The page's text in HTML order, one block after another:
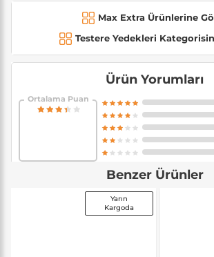
Max Extra Ürünlerine
Testere Yedekleri
Ürün Yorumları
Ortalama Puan
Benzer Ürünler
Yarın
Kargoda